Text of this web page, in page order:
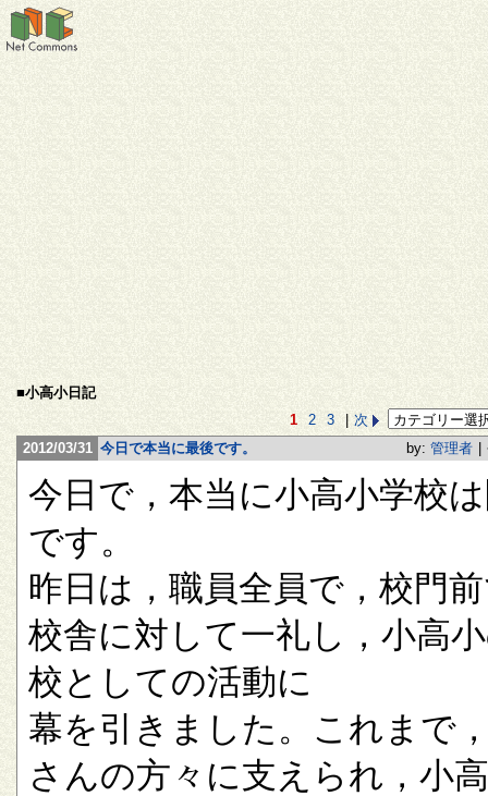
■小高小日記
1
2 3
次
2012/03/31 今日で本当に最後です。 by: 管理者
今日で，本当に小高小学校
です。
昨日は，職員全員で，校門
校舎に対して一礼し，小高
校としての活動に
幕を引きました。これまで
さんの方々に支えられ，小